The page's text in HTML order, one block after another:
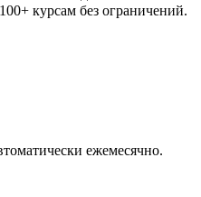
курсам без ограничений.
ежемесячно.